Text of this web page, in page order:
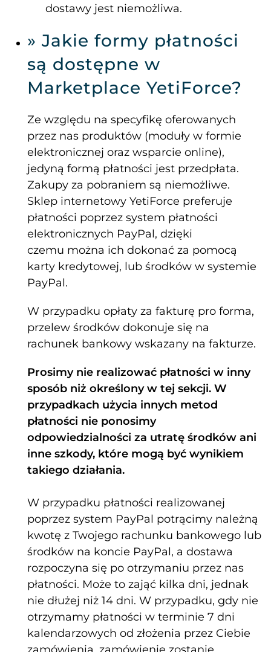
dostawy jest niemożliwa.
» Jakie formy płatności
są dostępne w
Marketplace YetiForce?
Ze względu na specyfikę oferowanych
przez nas produktów (moduły w formie
elektronicznej oraz wsparcie online),
jedyną formą płatności jest przedpłata.
Zakupy za pobraniem są niemożliwe.
Sklep internetowy YetiForce preferuje
płatności poprzez system płatności
elektronicznych PayPal, dzięki
czemu można ich dokonać za pomocą
karty kredytowej, lub środków w systemie
PayPal.
W przypadku opłaty za fakturę pro forma,
przelew środków dokonuje się na
rachunek bankowy wskazany na fakturze.
Prosimy nie realizować płatności w inny
sposób niż określony w tej sekcji. W
przypadkach użycia innych metod
płatności nie ponosimy
odpowiedzialności za utratę środków ani
inne szkody, które mogą być wynikiem
takiego działania.
W przypadku płatności realizowanej
poprzez system PayPal potrącimy należną
kwotę z Twojego rachunku bankowego lub
środków na koncie PayPal, a dostawa
rozpoczyna się po otrzymaniu przez nas
płatności. Może to zająć kilka dni, jednak
nie dłużej niż 14 dni. W przypadku, gdy nie
otrzymamy płatności w terminie 7 dni
kalendarzowych od złożenia przez Ciebie